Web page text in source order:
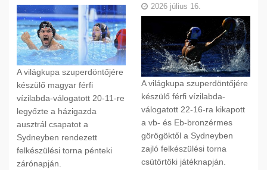
A világkupa szuperdöntőjére
készülő magyar férfi
vízilabda-válogatott 20-11-re
legyőzte a házigazda
ausztrál csapatot a
Sydneyben rendezett
felkészülési torna pénteki
zárónapján.
2026 július 16.
A világkupa szuperdöntőjére
készülő férfi vízilabda-
válogatott 22-16-ra kikapott
a vb- és Eb-bronzérmes
görögöktől a Sydneyben
zajló felkészülési torna
csütörtöki játéknapján.